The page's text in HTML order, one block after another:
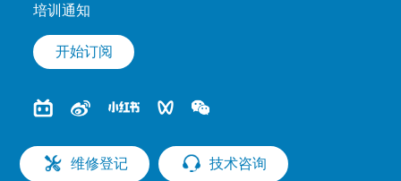
培训通知
开始订阅
维修登记 技术咨询